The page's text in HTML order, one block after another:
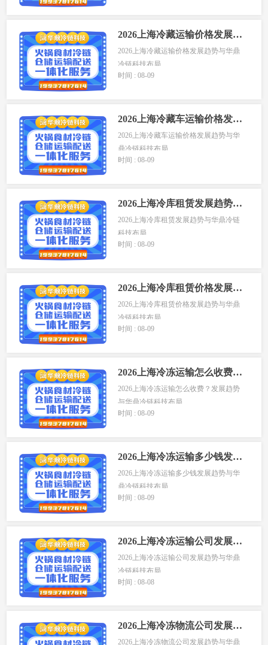
2026上海冷藏运输价格发展趋势与华鼎冷链科技布局
2026上海冷藏运输价格发展趋势与华鼎
冷链科技布局
时间 : 08-09
2026上海冷藏车运输价格发展趋势与华鼎冷链科技布局
2026上海冷藏车运输价格发展趋势与华
鼎冷链科技布局
时间 : 08-09
2026上海冷库租赁发展趋势与华鼎冷链科技布局
2026上海冷库租赁发展趋势与华鼎冷链
科技布局
时间 : 08-09
2026上海冷库租赁价格发展趋势与华鼎冷链科技布局
2026上海冷库租赁价格发展趋势与华鼎
冷链科技布局
时间 : 08-09
2026上海冷冻运输怎么收费？发展趋势与华鼎冷链科技布局
2026上海冷冻运输怎么收费？发展趋势
与华鼎冷链科技布局...
时间 : 08-09
2026上海冷冻运输多少钱发展趋势与华鼎冷链科技布局
2026上海冷冻运输多少钱发展趋势与华
鼎冷链科技布局
时间 : 08-09
2026上海冷冻运输公司发展趋势与华鼎冷链科技布局
2026上海冷冻运输公司发展趋势与华鼎
冷链科技布局
时间 : 08-08
2026上海冷冻物流公司发展趋势与华鼎冷链科技布局
2026上海冷冻物流公司发展趋势与华鼎